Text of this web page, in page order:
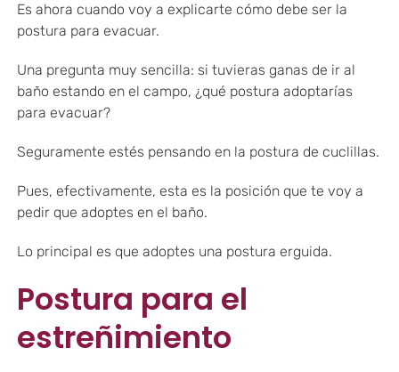
Es ahora cuando voy a explicarte cómo debe ser la
postura para evacuar.
Una pregunta muy sencilla: si tuvieras ganas de ir al
baño estando en el campo, ¿qué postura adoptarías
para evacuar?
Seguramente estés pensando en la postura de cuclillas.
Pues, efectivamente, esta es la posición que te voy a
pedir que adoptes en el baño.
Lo principal es que adoptes una postura erguida.
Postura para el
estreñimiento